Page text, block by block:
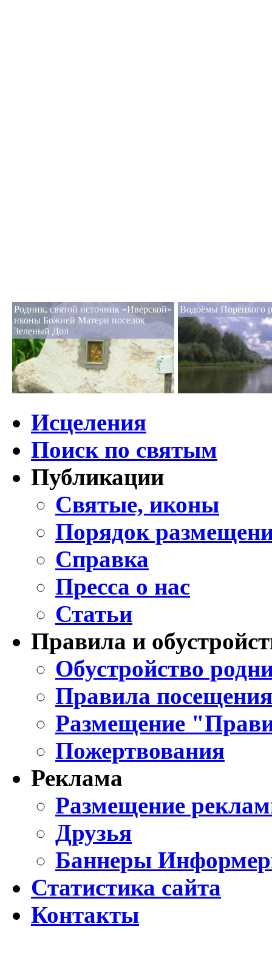
Родник, святой источник «Иверской»
иконы Божией Матери поселок
Зеленый Дол
Водоёмы Порецкого
Исцеления
Поиск по святым
Публикации
Святые, иконы
Порядок
Справка
Пресса о нас
Статьи
Правила и
Обустройство
Правила
Размещение
Пожертвования
Реклама
Размещение
Друзья
Баннеры
Статистика сайта
Контакты